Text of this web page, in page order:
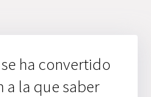
ha convertido
a la que saber